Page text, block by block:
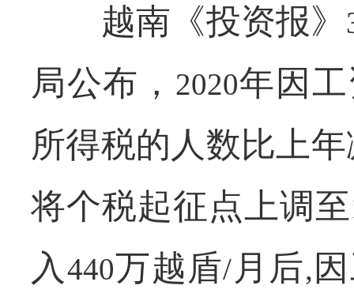
越南《投资报》
局公布， 2020年因
所得税的人数比上
将个税起征点上调至
入 440万越盾/ 月后,